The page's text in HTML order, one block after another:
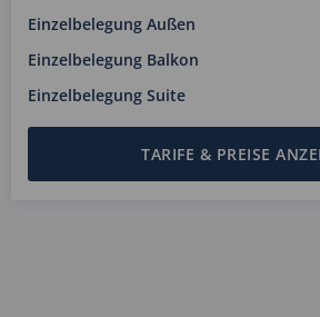
Einzelbelegung Außen
Einzelbelegung Balkon
Einzelbelegung Suite
TARIFE & PREISE